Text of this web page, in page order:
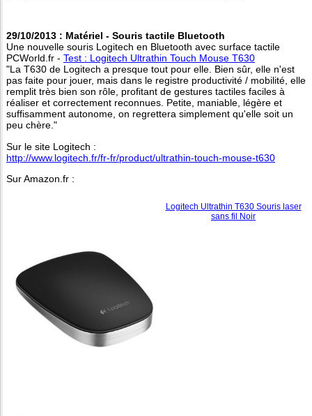
29/10/2013 : Matériel - Souris tactile Bluetooth
Une nouvelle souris Logitech en Bluetooth avec surface tactile
PCWorld.fr - Test : Logitech Ultrathin Touch Mouse T630
"La T630 de Logitech a presque tout pour elle. Bien sûr, elle n'est
pas faite pour jouer, mais dans le registre productivité / mobilité, elle
remplit très bien son rôle, profitant de gestures tactiles faciles à
réaliser et correctement reconnues. Petite, maniable, légère et
suffisamment autonome, on regrettera simplement qu'elle soit un
peu chère."
Sur le site Logitech :
http://www.logitech.fr/fr-fr/product/ultrathin-touch-mouse-t630
Sur Amazon.fr :
Logitech Ultrathin T630 Souris laser
sans fil Noir